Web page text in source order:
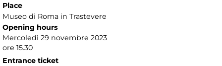
Place
Museo di Roma in Trastevere
Opening hours
Mercoledì 29 novembre 2023
ore 15.30
Entrance ticket